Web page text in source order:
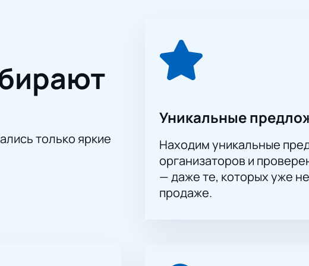
парижской оперы до шумного Болливуда.
праздником для всех любителей жанра. Каждое
высочайшего класса. Не упустите возможность стать
легко и удобно. Забронируйте места заранее, чтобы не пропустить
покупки онлайн в любое время, что обеспечивает вам лучшие
только яркие
Уникальные
Находим уникальные
организаторов и
— даже те, которых уже
продаже.